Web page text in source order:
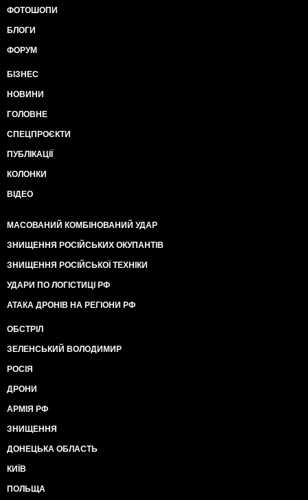
ФОТОШОПИ
БЛОГИ
ФОРУМ
БІЗНЕС
НОВИНИ
ГОЛОВНЕ
СПЕЦПРОЄКТИ
ПУБЛІКАЦІЇ
КОЛОНКИ
ВІДЕО
МАСОВАНИЙ КОМБІНОВАНИЙ УДАР
ЗНИЩЕННЯ РОСІЙСЬКИХ ОКУПАНТІВ
ЗНИЩЕННЯ РОСІЙСЬКОЇ ТЕХНІКИ
УДАРИ ПО ЛОГІСТИЦІ РФ
АТАКА ДРОНІВ НА РЕГІОНИ РФ
ОБСТРІЛ
ЗЕЛЕНСЬКИЙ ВОЛОДИМИР
РОСІЯ
ДРОНИ
АРМІЯ РФ
ЗНИЩЕННЯ
ДОНЕЦЬКА ОБЛАСТЬ
КИЇВ
ПОЛЬЩА